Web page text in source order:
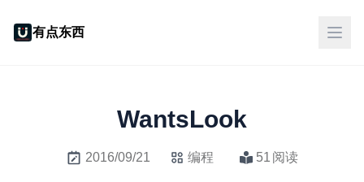
有点东西
WantsLook
2016/09/21 编程 51 阅读